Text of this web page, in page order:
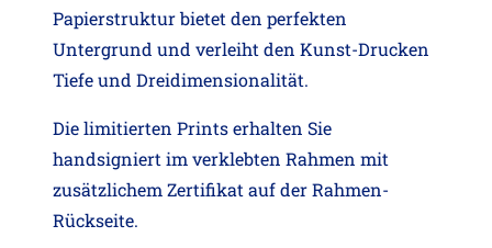
Papierstruktur bietet den perfekten
Untergrund und verleiht den Kunst-Drucken
Tiefe und Dreidimensionalität.
Die limitierten Prints erhalten Sie
handsigniert im verklebten Rahmen mit
zusätzlichem Zertifikat auf der Rahmen-
Rückseite.